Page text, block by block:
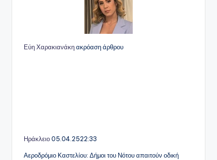
Εύη Χαρακιανάκηακρόαση άρθρου
Ηράκλειο05.04.2522:33
Αεροδρόμιο Καστελίου: Δήμοι του Νότου απαιτούν οδική